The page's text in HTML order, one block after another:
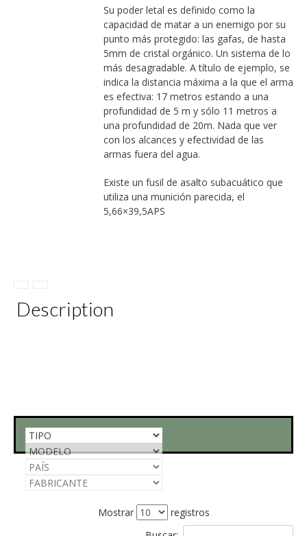
Su poder letal es definido como la
capacidad de matar a un enemigo por su
punto más protegido: las gafas, de hasta
5mm de cristal orgánico. Un sistema de lo
más desagradable. A título de ejemplo, se
indica la distancia máxima a la que el arma
es efectiva: 17 metros estando a una
profundidad de 5 m y sólo 11 metros a
una profundidad de 20m. Nada que ver
con los alcances y efectividad de las
armas fuera del agua.
Existe un fusil de asalto subacuático que
utiliza una munición parecida, el
5,66×39,5APS
Description
Mostrar
registros